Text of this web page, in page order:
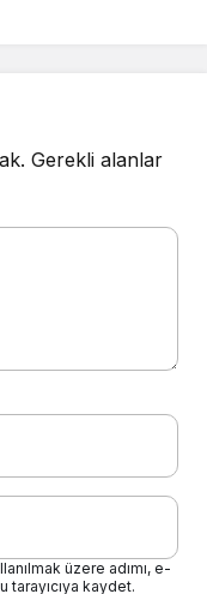
Gerekli alanlar
üzere adımı, e-
kaydet.